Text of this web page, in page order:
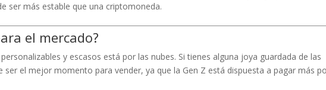
ser más estable que una criptomoneda.
el mercado?
y escasos está por las nubes. Si tienes alguna joya guardada de las
ser el mejor momento para vender, ya que la Gen Z está dispuesta a pagar más